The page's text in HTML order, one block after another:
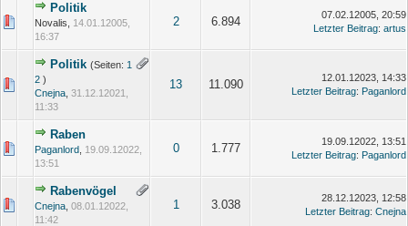
Politik
Novalis, 14.01.12005,
16:37
2 6.894
07.02.12005, 20:59
Letzter Beitrag: artus
Politik (Seiten: 1
2 )
Cnejna 31.12.12021,
11:33
13 11.090
12.01.12023, 14:33
Letzter Beitrag: Paganlord
Raben
Paganlord 19.09.12022,
13:51
0 1.777
19.09.12022, 13:51
Letzter Beitrag: Paganlord
Rabenvögel
Cnejna 08.01.12022,
11:42
1 3.038
28.12.12023, 12:58
Letzter Beitrag: Cnejna